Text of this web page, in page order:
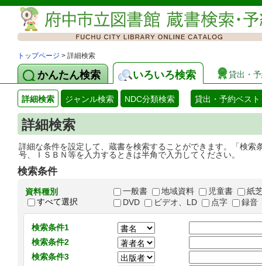
トップページ > 詳細検索
かんたん検索 いろいろ検索 貸出・
詳細検索 ジャンル検索 NDC分類検索 貸出・予約ベスト
詳細検索
詳細な条件を設定して、蔵書を検索することができます。「検
号、ＩＳＢＮ等を入力するときは半角で入力してください。
検索条件
資料種別
すべて選択
一般書 地域資料 児童書
紙
DVD
ビデオ、LD 点字 録音
検索条件1
検索条件2
検索条件3